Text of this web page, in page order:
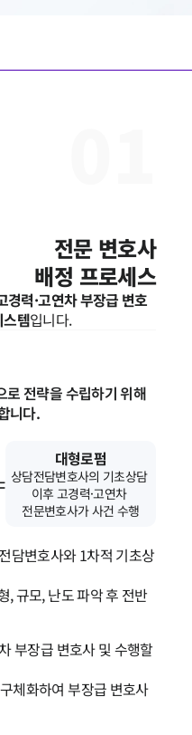
전문 변호사
배정 프로세스
경력·고연차 부장급 변호
스템입니다.
로 전략을 수립하기 위해
니다.
대형로펌
상담전담변호사의 기초상담
이후 고경력·고연차
전문변호사가 사건 수행
담변호사와 1차적 기초상
, 규모, 난도 파악 후 전반
부장급 변호사 및 수행할
체화하여 부장급 변호사